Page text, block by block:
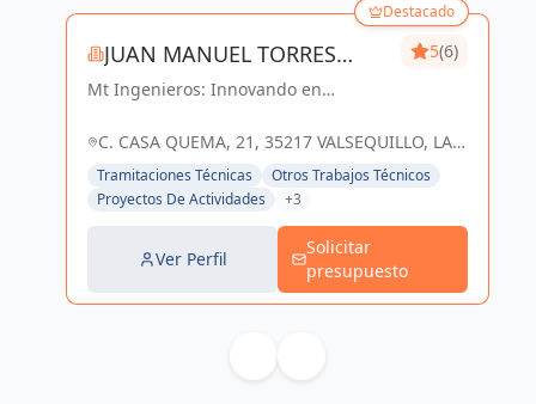
Destacado
JUAN MANUEL TORRES
SANCHEZ
Mt Ingenieros: Innovando en
sostenible en Las Palmas y
5(6)
C. CASA QUEMA, 21, 35217 VALSEQUILLO, LAS
PALMAS, ESPAÑA, España
Tramitaciones Técnicas
Otros Trabajos Técnicos
Proyectos De Actividades
+3
Ver Perfil
Solicitar
presupuesto